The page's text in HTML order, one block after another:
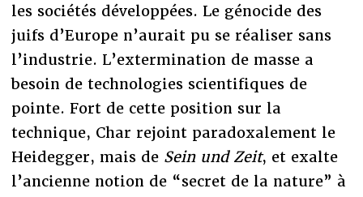
les sociétés développées. Le génocide des
juifs d’Europe n’aurait pu se réaliser sans
l’industrie. L’extermination de masse a
besoin de technologies scientifiques de
pointe. Fort de cette position sur la
technique, Char rejoint paradoxalement le
Heidegger, mais de Sein und Zeit, et exalte
l’ancienne notion de “secret de la nature” à